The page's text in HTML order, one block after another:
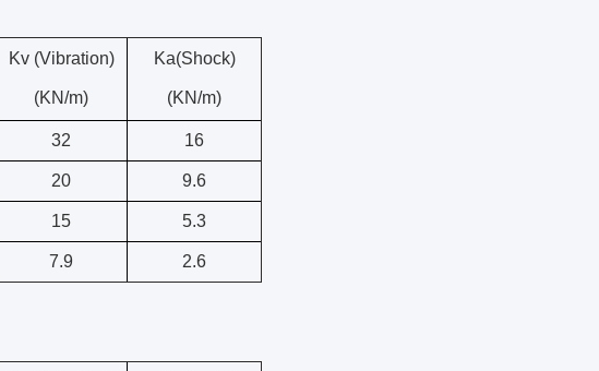
Kv (Vibration)
(KN/m)
Ka(Shock)
(KN/m)
32 16
20 9.6
15 5.3
7.9 2.6